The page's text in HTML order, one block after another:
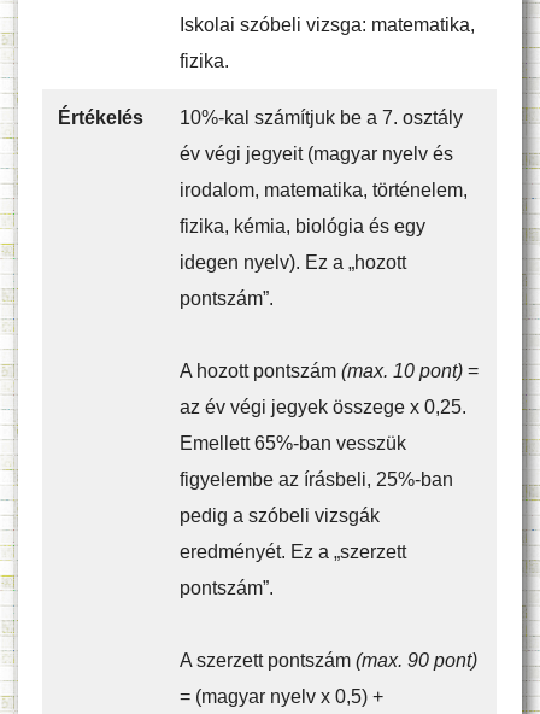
Iskolai szóbeli vizsga: matematika,
fizika.
Értékelés
10%-kal számítjuk be a 7. osztály
év végi jegyeit (magyar nyelv és
irodalom, matematika, történelem,
fizika, kémia, biológia és egy
idegen nyelv). Ez a „hozott
pontszám”.
A hozott pontszám (max. 10 pont) =
az év végi jegyek összege x 0,25.
Emellett 65%-ban vesszük
figyelembe az írásbeli, 25%-ban
pedig a szóbeli vizsgák
eredményét. Ez a „szerzett
pontszám”.
A szerzett pontszám (max. 90 pont)
= (magyar nyelv x 0,5) +